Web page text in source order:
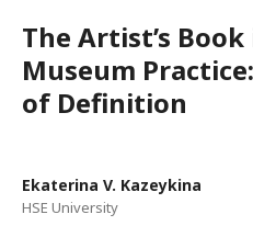
The Artist’s
Museum
of Definition
Ekaterina V. Kazeykina
HSE University